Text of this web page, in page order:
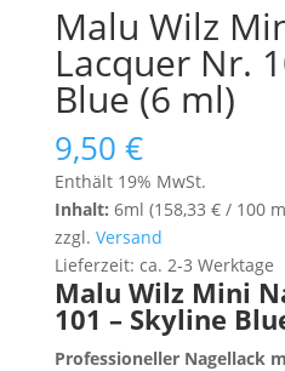
Malu Wilz
Lacquer Nr.
Blue (6 ml)
9,50 €
Enthält 19% MwSt.
Inhalt: 6ml (158,33 €/ 100
zzgl. Versand
Lieferzeit: ca. 2-3 Werktage
Malu Wilz Mini
101 – Skyline
Professioneller Nagellack